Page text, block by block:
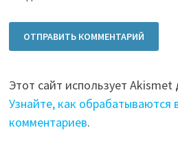
Этот сайт использует
Узнайте, как обрабатываются
комментариев.